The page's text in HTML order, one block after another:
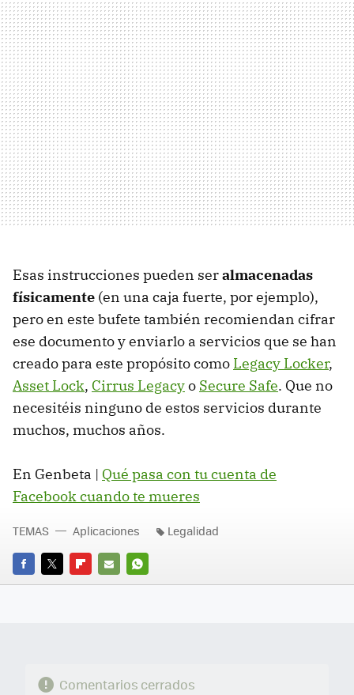
Esas instrucciones pueden seralmacenadas
físicamente (en una caja fuerte, por ejemplo),
pero en este bufete también recomiendan cifrar
ese documento y enviarlo a servicios que se han
creado para este propósito como Legacy Locker,
Asset Lock, Cirrus Legacyo Secure Safe. Que no
necesitéis ninguno de estos servicios durante
muchos, muchos años.
En Genbeta | Qué pasa con tu cuenta de
Facebook cuando te mueres
FACEBOOK
TWITTERFLIPBOARD
E-
WHATSAPP
TEMAS Aplicaciones Legalidad
Comentarios cerrados